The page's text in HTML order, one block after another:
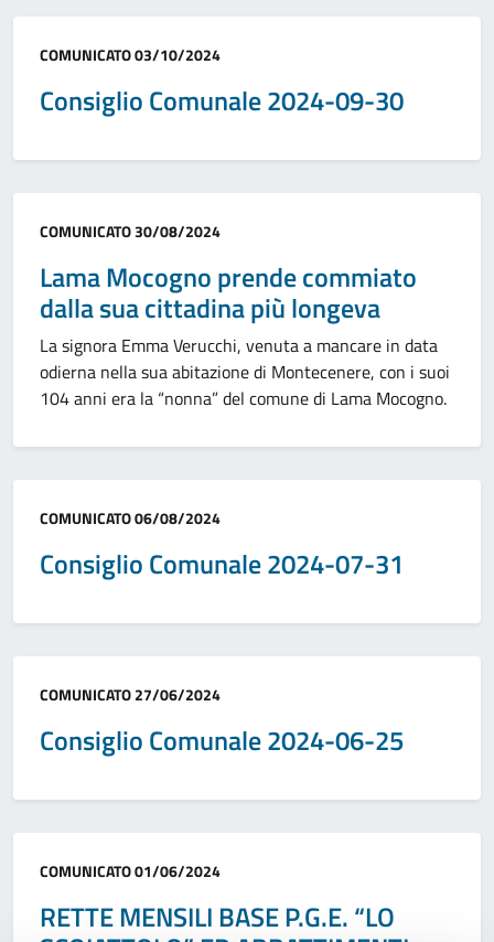
Categoria:
COMUNICATO03/10/2024
Consiglio Comunale 2024-09-30
Categoria:
COMUNICATO30/08/2024
Lama Mocogno prende commiato
dalla sua cittadina più longeva
La signora Emma Verucchi, venuta a mancare in data
odierna nella sua abitazione di Montecenere, con i suoi
104 anni era la “nonna” del comune di Lama Mocogno.
Categoria:
COMUNICATO06/08/2024
Consiglio Comunale 2024-07-31
Categoria:
COMUNICATO27/06/2024
Consiglio Comunale 2024-06-25
Categoria:
COMUNICATO01/06/2024
RETTE MENSILI BASE P.G.E. “LO